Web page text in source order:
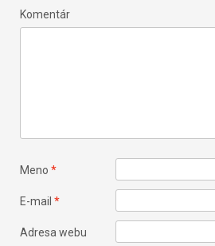
Komentár
Meno*
E-mail*
Adresa webu